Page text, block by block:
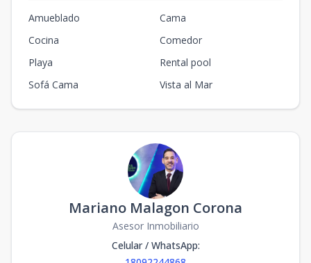
Amueblado
Cama
Cocina
Comedor
Playa
Rental pool
Sofá Cama
Vista al Mar
Mariano Malagon Corona
Asesor Inmobiliario
Celular / WhatsApp: